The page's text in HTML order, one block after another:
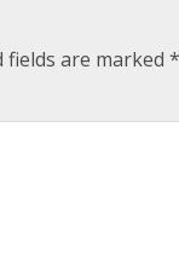
fields are marked *